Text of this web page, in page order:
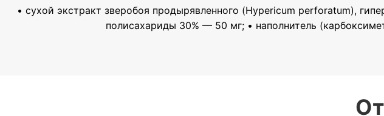
• сухой экстракт зверобоя продырявленного (Hypericum perforatum),
полисахариды 30% — 50 мг; • наполнитель